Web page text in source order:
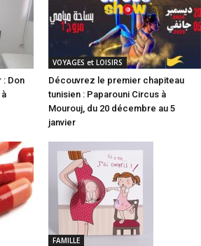
: Don
VOYAGES et LOISIRS
Découvrez le premier chapiteau
tunisien : Paparouni Circus à
Mourouj, du 20 décembre au 5
janvier
FAMILLE